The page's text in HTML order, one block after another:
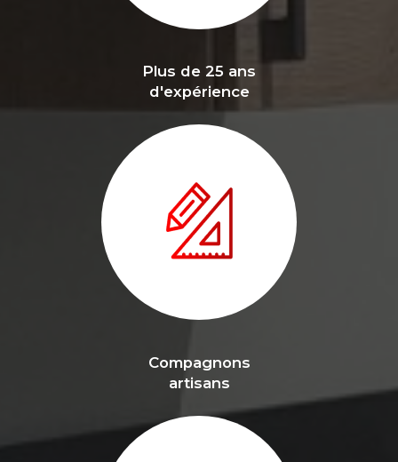
Plus de 25 ans
d'expérience
Compagnons
artisans